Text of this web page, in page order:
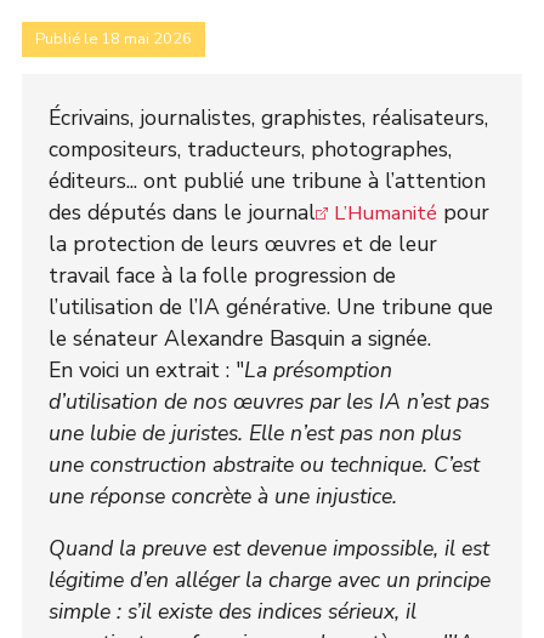
Publié le 18 mai 2026
Écrivains, journalistes, graphistes, réalisateurs,
compositeurs, traducteurs, photographes,
éditeurs... ont publié une tribune à l’attention
des députés dans le journal
L’Humanité pour
la protection de leurs œuvres et de leur
travail face à la folle progression de
l’utilisation de l’IA générative. Une tribune que
le sénateur Alexandre Basquin a signée.
En voici un extrait : "La présomption
d’utilisation de nos œuvres par les IA n’est pas
une lubie de juristes. Elle n’est pas non plus
une construction abstraite ou technique. C’est
une réponse concrète à une injustice.
Quand la preuve est devenue impossible, il est
légitime d’en alléger la charge avec un principe
simple : s’il existe des indices sérieux, il